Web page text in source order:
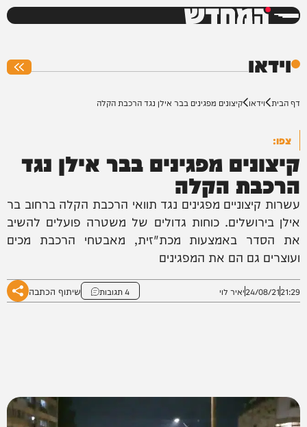
המחדש
וידאו
דף הבית וידאו קיצונים מפגינים בבר אילן נגד הרכבת הקלה
צפו:
קיצונים מפגינים בבר אילן נגד
הרכבת הקלה
עשרות קיצוניים מפגינים נגד תוואי הרכבת הקלה ברחוב בר
אילן בירושלים. כוחות גדולים של משטרה פועלים להשיב
את הסדר באמצעות מכת"זית, מאבטחי הרכבת מכים
ועוצרים גם הם את המפגינים
21:29
24/08/21יאיר לוי 4 תגובות שיתוף הכתבה